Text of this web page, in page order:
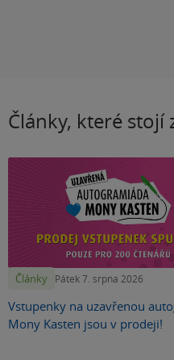
Články, které stojí
Články Pátek 7. srpna 2026
Vstupenky na uzavřenou
Mony Kasten jsou v prodeji!